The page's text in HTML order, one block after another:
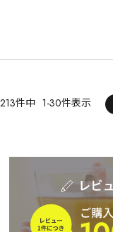
213件中 1-30件表示